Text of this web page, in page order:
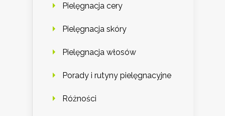
Pielęgnacja cery
Pielęgnacja skóry
Pielęgnacja włosów
Porady i rutyny pielęgnacyjne
Różności